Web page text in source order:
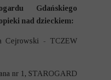
Gdańskiego
nad dzieckiem:
Cejrowski - TCZEW
nr 1, STAROGARD